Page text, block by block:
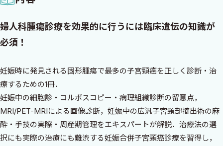
婦人科腫瘍診療を効果的に行うには臨床遺伝の知識が
必須！
妊娠時に発見される固形腫瘍で最多の子宮頸癌を正しく診断・治
療するための1冊．
妊娠中の細胞診・コルポスコピー・病理組織診断の留意点，
MRI/PET-MRIによる画像診断，妊娠中の広汎子宮頸部摘出術の麻
酔・手技の実際・周産期管理をエキスパートが解説．治療法の選
択にも実際の治療にも難渋する妊娠合併子宮頸癌診療を習得し，